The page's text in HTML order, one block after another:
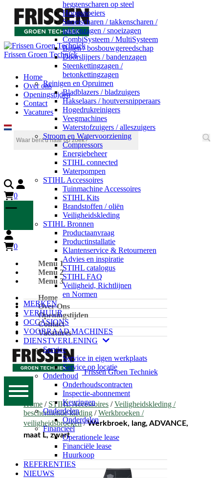
Frissen Groen Techniek
Home
Over ons
Openingstijden
Contact
Vacatures
heggenscharen op steel
Hoogsnoeiers
Snoeischaren / takkenscharen /
takkenzagen / snoeizagen
CombiSysteem / MultiSysteem
Bijlen / bosbouwgereedschap
Doorslijpers / bandenzagen
Steenkettingzagen /
betonkettingzagen
Reinigen en Opruimen
Bladblazers / bladzuigers
Hakselaars / houtversnipperaars
Hogedrukreinigers
Veegmachines
Waterstofzuigers / alleszuigers
Stroom en Watervoorziening
Compressors
Energiebeheer
STIHL connected
Waterpompen
STIHL Accessoires
Tuinmachine Accessoires
STIHL Kits
Brandstoffen / oliën
Veiligheidskleding
STIHL Bronnen
Productaanvraag
Productinstallatie
Klantenservice & Retourneren
Advies en inspiratie
STIHL catalogus
STIHL FAQ
Veiligheid, Richtlijnen
en Normen
MERKEN
VERHUUR
OCCASIONS
VOORRAAD MACHINES
DIENSTVERLENING
Service
Service in eigen werkplaats
Service op locatie
Onderhoud
Onderhoudscontracten
Inspectie-abonnement
Keuringen
Onderdelen
Onderdelen
Financieel
Operationele lease
Financiële lease
Huurkoop
REFERENTIES
NIEUWS
0
0
Menu 1
Menu 2
Menu 3
Home
Over Ons
Openingstijden
Contact
Vacatures
Frissen Groen Techniek
Home / STIHL Accessoires /Veiligheidskleding /
beschermende kleding /Werkbroeken /
veiligheidsbroeken/Werkbroek, lang, ADVANCE,
maat L, zwart